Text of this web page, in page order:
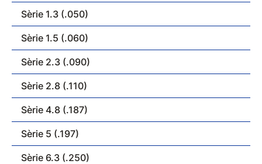
Sèrie 1.3 (.050)
Sèrie 1.5 (.060)
Sèrie 2.3 (.090)
Sèrie 2.8 (.110)
Sèrie 4.8 (.187)
Sèrie 5 (.197)
Sèrie 6.3 (.250)